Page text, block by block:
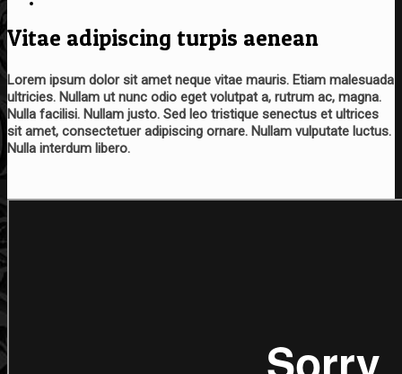
Vitae adipiscing turpis aenean
Lorem ipsum dolor sit amet neque vitae mauris. Etiam malesuada
ultricies. Nullam ut nunc odio eget volutpat a, rutrum ac, magna.
Nulla facilisi. Nullam justo. Sed leo tristique senectus et ultrices
sit amet, consectetuer adipiscing ornare. Nullam vulputate luctus.
Nulla interdum libero.